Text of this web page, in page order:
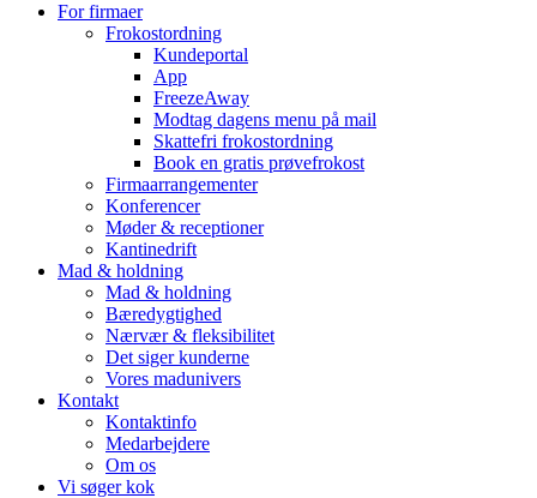
For firmaer
Frokostordning
Kundeportal
App
FreezeAway
Modtag dagens menu på mail
Skattefri frokostordning
Book en gratis prøvefrokost
Firmaarrangementer
Konferencer
Møder & receptioner
Kantinedrift
Mad & holdning
Mad & holdning
Bæredygtighed
Nærvær & fleksibilitet
Det siger kunderne
Vores madunivers
Kontakt
Kontaktinfo
Medarbejdere
Om os
Vi søger kok